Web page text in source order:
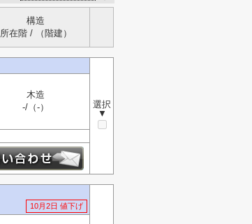
構造
所在階 / （階建）
選択
▼
木造
-/（-）
10月2日 値下げ